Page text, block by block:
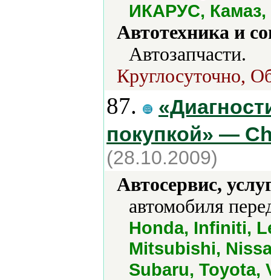
ИКАРУС,
Автотехника и
Автозапчасти.
Круглосуточно,
87.
покупкой» —
(28.10.2009)
Автосервис,
автомобиля
Honda, Infiniti,
Mitsubishi,
Subaru, Toyota,